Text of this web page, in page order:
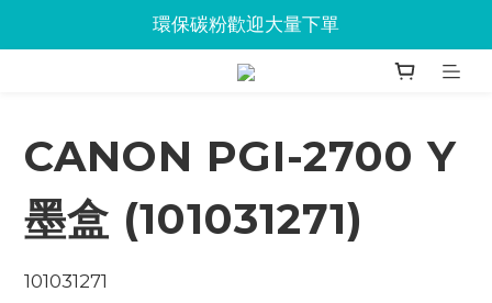
Jabra會議設備企業優惠已抵達Union
環保碳粉歡迎大量下單
Jabra會議設備企業優惠已抵達Union
CANON PGI-2700 Y
墨盒 (101031271)
101031271